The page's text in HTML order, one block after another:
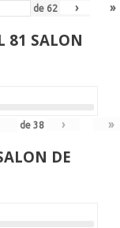
de 62 › »
81 SALON
de38 › »
DE